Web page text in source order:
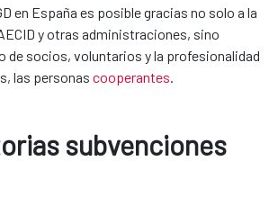
en España es posible gracias no solo a la
y otras administraciones, sino
de socios, voluntarios y la profesionalidad
las personas cooperantes.
subvenciones